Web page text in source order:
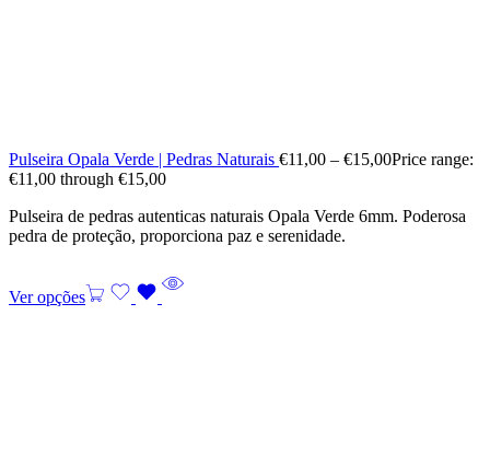
Pulseira Opala Verde | Pedras Naturais €11,00 – €15,00Price range:
€11,00 through €15,00
Pulseira de pedras autenticas naturais Opala Verde 6mm. Poderosa
pedra de proteção, proporciona paz e serenidade.
Ver opções